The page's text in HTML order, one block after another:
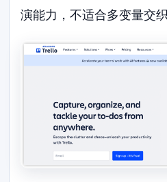
演能力，不适合多变量交